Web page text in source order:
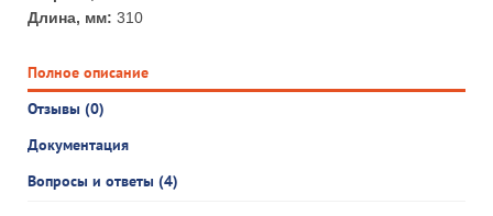
Длина, мм: 310
Полное описание
Отзывы (0)
Документация
Вопросы и ответы (4)